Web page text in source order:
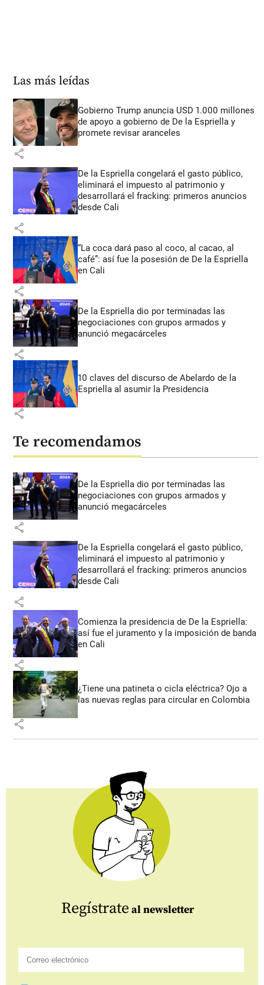
Las más leídas
Gobierno Trump anuncia USD 1.000 millones
de apoyo a gobierno de De la Espriella y
promete revisar aranceles
share
De la Espriella congelará el gasto público,
eliminará el impuesto al patrimonio y
desarrollará el fracking: primeros anuncios
desde Cali
share
“La coca dará paso al coco, al cacao, al
café”: así fue la posesión de De la Espriella
en Cali
share
De la Espriella dio por terminadas las
negociaciones con grupos armados y
anunció megacárceles
share
10 claves del discurso de Abelardo de la
Espriella al asumir la Presidencia
share
Te recomendamos
De la Espriella dio por terminadas las
negociaciones con grupos armados y
anunció megacárceles
share
De la Espriella congelará el gasto público,
eliminará el impuesto al patrimonio y
desarrollará el fracking: primeros anuncios
desde Cali
share
Comienza la presidencia de De la Espriella:
así fue el juramento y la imposición de banda
en Cali
share
¿Tiene una patineta o cicla eléctrica? Ojo a
las nuevas reglas para circular en Colombia
share
Regístrate al newsletter